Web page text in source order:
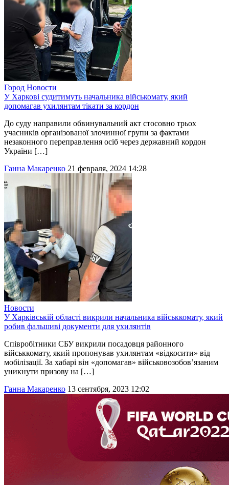
Город Новости
У Харкові судитимуть начальника військомату, який
допомагав ухилянтам тікати за кордон
До суду направили обвинувальний акт стосовно трьох
учасників організованої злочинної групи за фактами
незаконного переправлення осіб через державний кордон
України […]
Ганна Макаренко 21 февраля, 2024 14:28
Новости
У Харківській області викрили начальника військкомату, який
робив фальшиві документи для ухилянтів
Співробітники СБУ викрили посадовця районного
військкомату, який пропонував ухилянтам «відкосити» від
мобілізації. За хабарі він «допомагав» військовозобов’язаним
уникнути призову на […]
Ганна Макаренко 13 сентября, 2023 12:02